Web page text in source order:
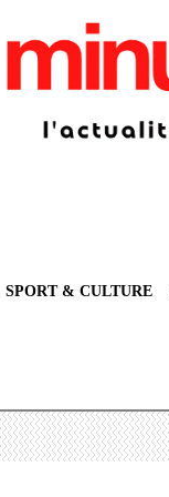
SPORT & CULTURE